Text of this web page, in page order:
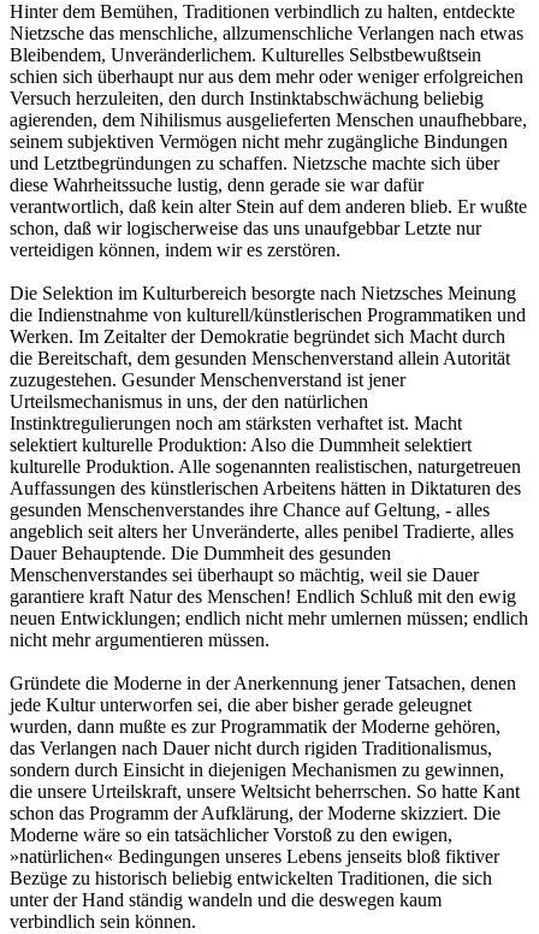
Hinter dem Bemühen, Traditionen verbindlich zu halten, entdeckte
Nietzsche das menschliche, allzumenschliche Verlangen nach etwas
Bleibendem, Unveränderlichem. Kulturelles Selbstbewußtsein
schien sich überhaupt nur aus dem mehr oder weniger erfolgreichen
Versuch herzuleiten, den durch Instinktabschwächung beliebig
agierenden, dem Nihilismus ausgelieferten Menschen unaufhebbare,
seinem subjektiven Vermögen nicht mehr zugängliche Bindungen
und Letztbegründungen zu schaffen. Nietzsche machte sich über
diese Wahrheitssuche lustig, denn gerade sie war dafür
verantwortlich, daß kein alter Stein auf dem anderen blieb. Er wußte
schon, daß wir logischerweise das uns unaufgebbar Letzte nur
verteidigen können, indem wir es zerstören.
Die Selektion im Kulturbereich besorgte nach Nietzsches Meinung
die Indienstnahme von kulturell/künstlerischen Programmatiken und
Werken. Im Zeitalter der Demokratie begründet sich Macht durch
die Bereitschaft, dem gesunden Menschenverstand allein Autorität
zuzugestehen. Gesunder Menschenverstand ist jener
Urteilsmechanismus in uns, der den natürlichen
Instinktregulierungen noch am stärksten verhaftet ist. Macht
selektiert kulturelle Produktion: Also die Dummheit selektiert
kulturelle Produktion. Alle sogenannten realistischen, naturgetreuen
Auffassungen des künstlerischen Arbeitens hätten in Diktaturen des
gesunden Menschenverstandes ihre Chance auf Geltung, - alles
angeblich seit alters her Unveränderte, alles penibel Tradierte, alles
Dauer Behauptende. Die Dummheit des gesunden
Menschenverstandes sei überhaupt so mächtig, weil sie Dauer
garantiere kraft Natur des Menschen! Endlich Schluß mit den ewig
neuen Entwicklungen; endlich nicht mehr umlernen müssen; endlich
nicht mehr argumentieren müssen.
Gründete die Moderne in der Anerkennung jener Tatsachen, denen
jede Kultur unterworfen sei, die aber bisher gerade geleugnet
wurden, dann mußte es zur Programmatik der Moderne gehören,
das Verlangen nach Dauer nicht durch rigiden Traditionalismus,
sondern durch Einsicht in diejenigen Mechanismen zu gewinnen,
die unsere Urteilskraft, unsere Weltsicht beherrschen. So hatte Kant
schon das Programm der Aufklärung, der Moderne skizziert. Die
Moderne wäre so ein tatsächlicher Vorstoß zu den ewigen,
»natürlichen« Bedingungen unseres Lebens jenseits bloß fiktiver
Bezüge zu historisch beliebig entwickelten Traditionen, die sich
unter der Hand ständig wandeln und die deswegen kaum
verbindlich sein können.